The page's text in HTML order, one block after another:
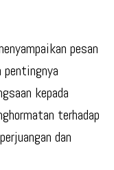
pesan
pentingnya
kepada
terhadap
dan